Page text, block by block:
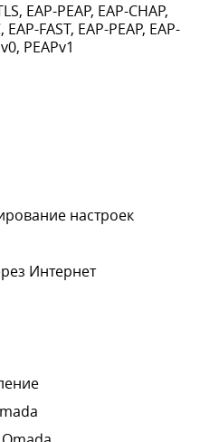
EAP-PEAP, EAP-CHAP,
FAST, EAP-PEAP, EAP-
PEAPv1
настроек
Интернет